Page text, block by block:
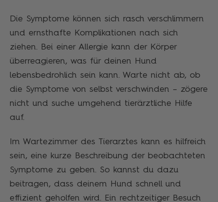
Die Symptome können sich rasch verschlimmern
und ernsthafte Komplikationen nach sich
ziehen. Bei einer Allergie kann der Körper
überreagieren, was für deinen Hund
lebensbedrohlich sein kann. Warte nicht ab, ob
die Symptome von selbst verschwinden – zögere
nicht und suche umgehend tierärztliche Hilfe
auf.
Im Wartezimmer des Tierarztes kann es hilfreich
sein, eine kurze Beschreibung der beobachteten
Symptome zu geben. So kannst du dazu
beitragen, dass deinem Hund schnell und
effizient geholfen wird. Ein rechtzeitiger Besuch